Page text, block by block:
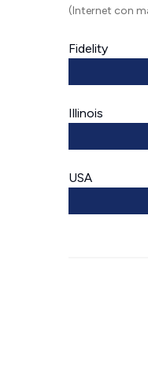
(Internet con
Fidelity
Illinois
USA